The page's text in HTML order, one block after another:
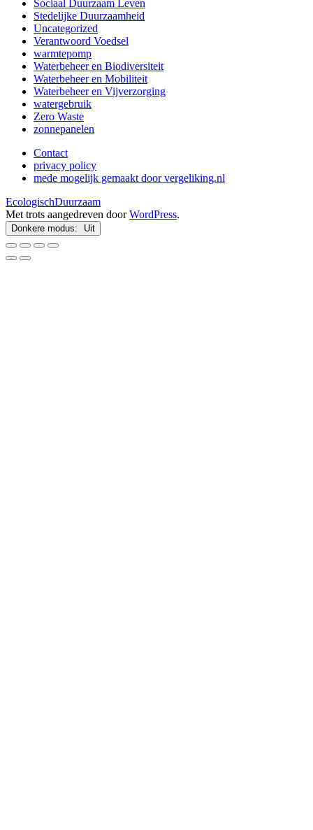
Sociaal Duurzaam Leven
Stedelijke Duurzaamheid
Uncategorized
Verantwoord Voedsel
warmtepomp
Waterbeheer en Biodiversiteit
Waterbeheer en Mobiliteit
Waterbeheer en Vijverzorging
watergebruik
Zero Waste
zonnepanelen
Contact
privacy policy
mede mogelijk gemaakt door vergeliking.nl
EcologischDuurzaam
Met trots aangedreven doorWordPress.
Donkere modus: